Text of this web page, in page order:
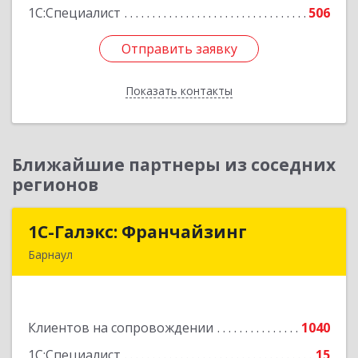
1С:Специалист
506
Отправить заявку
Показать контакты
Отправить заявку
Назад
Ближайшие партнеры из соседних
регионов
1С-Галэкс: Франчайзинг
Барнаул
Клиентов на сопровождении
1040
1С-Галэкс: Франчайзинг
Подробнее